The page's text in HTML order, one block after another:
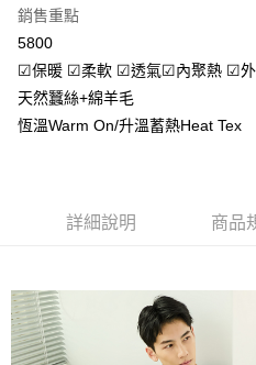
【注意事項】
用戶於交易時，得透過本服務購買商品
買賣價金債權讓與本公司後，依約使用
2.基於同意付款使用「大哥付你分期」
資料（包含姓名、電話或地址）提供予
由本公司與您本人進行分期帳單所需資
ATM／網路銀行／等多元方式進行付款
※ 請注意：結帳手續完成當下不需立刻
後付繳納相關費用。
※ 交易是否成功請以「AFTEE先享後
是否繳費成功／繳費後需取消欲退款等
客戶支援中心」 https://
易，需依本服務之必要範圍內提供個
權轉讓予恩沛科技股份有限公司。
３．未成年的使用者請事先徵得法定
「AFTEE先享後付」，若未經同意申辦
任。
４．使用「AFTEE先享後付」時，將
每筆NT$80，滿NT$499(含以上)免
付款後全家取貨
每筆NT$80，滿NT$499(含以上)免
萊爾富取貨付款
每筆NT$80，滿NT$799(含以上)免
每筆NT$80，滿NT$799(含以上)免
付款後7-11取貨
銷售重點
5800
☑保暖 ☑柔軟 ☑透氣☑內聚熱 ☑外
天然蠶絲+綿羊毛
恆溫Warm On/升溫蓄熱Heat Tex
詳細說明 商品